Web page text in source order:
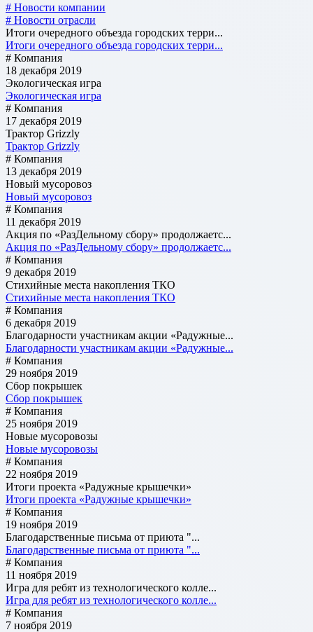
# Новости компании
# Новости отрасли
Итоги очередного объезда городских терри...
Итоги очередного объезда городских терри...
# Компания
18 декабря 2019
Экологическая игра
Экологическая игра
# Компания
17 декабря 2019
Трактор Grizzly
Трактор Grizzly
# Компания
13 декабря 2019
Новый мусоровоз
Новый мусоровоз
# Компания
11 декабря 2019
Акция по «РазДельному сбору» продолжаетс...
Акция по «РазДельному сбору» продолжаетс...
# Компания
9 декабря 2019
Стихийные места накопления ТКО
Стихийные места накопления ТКО
# Компания
6 декабря 2019
Благодарности участникам акции «Радужные...
Благодарности участникам акции «Радужные...
# Компания
29 ноября 2019
Сбор покрышек
Сбор покрышек
# Компания
25 ноября 2019
Новые мусоровозы
Новые мусоровозы
# Компания
22 ноября 2019
Итоги проекта «Радужные крышечки»
Итоги проекта «Радужные крышечки»
# Компания
19 ноября 2019
Благодарственные письма от приюта "...
Благодарственные письма от приюта "...
# Компания
11 ноября 2019
Игра для ребят из технологического колле...
Игра для ребят из технологического колле...
# Компания
7 ноября 2019